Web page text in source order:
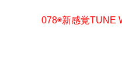
078◉新感覚